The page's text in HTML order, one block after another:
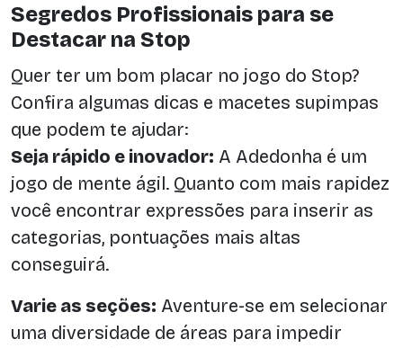
Segredos Profissionais para se
Destacar na Stop
Quer ter um bom placar no jogo do Stop?
Confira algumas dicas e macetes supimpas
que podem te ajudar:
Seja rápido e inovador: A Adedonha é um
jogo de mente ágil. Quanto com mais rapidez
você encontrar expressões para inserir as
categorias, pontuações mais altas
conseguirá.
Varie as seções: Aventure-se em selecionar
uma diversidade de áreas para impedir